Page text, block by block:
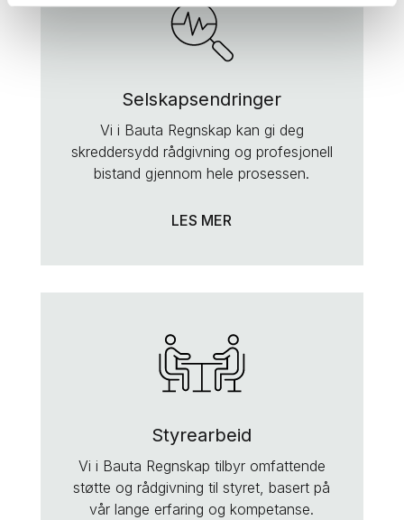
Selskapsendringer
Vi i Bauta Regnskap kan gi deg
skreddersydd rådgivning og profesjonell
bistand gjennom hele prosessen.
LES MER
Styrearbeid
Vi i Bauta Regnskap tilbyr omfattende
støtte og rådgivning til styret, basert på
vår lange erfaring og kompetanse.